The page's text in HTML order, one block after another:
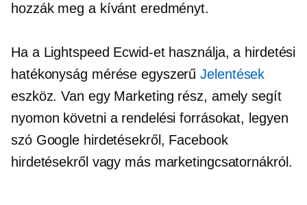
hozzák meg a kívánt eredményt.
Ha a Lightspeed Ecwid-et használja, a hirdetési
hatékonyság mérése egyszerűJelentések
eszköz. Van egy Marketing rész, amely segít
nyomon követni a rendelési forrásokat, legyen
szó Google hirdetésekről, Facebook
hirdetésekről vagy más marketingcsatornákról.